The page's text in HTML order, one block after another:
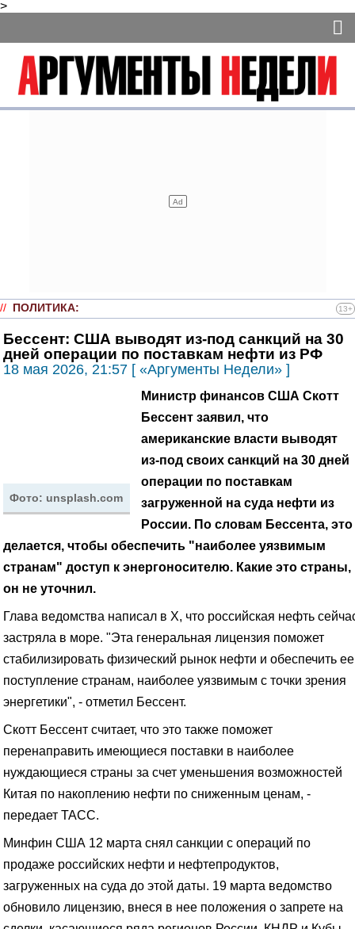
>
// ПОЛИТИКА: 13+
Бессент: США выводят из-под санкций на 30
дней операции по поставкам нефти из РФ
18 мая 2026, 21:57 [ «Аргументы Недели» ]
Фото: unsplash.com
Министр финансов США Скотт
Бессент заявил, что
американские власти выводят
из-под своих санкций на 30 дней
операции по поставкам
загруженной на суда нефти из
России. По словам Бессента, это
делается, чтобы обеспечить "наиболее уязвимым
странам" доступ к энергоносителю. Какие это страны,
он не уточнил.
Глава ведомства написал в X, что российская нефть
застряла в море. "Эта генеральная лицензия поможет
стабилизировать физический рынок нефти и обеспечить ее
поступление странам, наиболее уязвимым с точки зрения
энергетики", - отметил Бессент.
Скотт Бессент считает, что это также поможет
перенаправить имеющиеся поставки в наиболее
нуждающиеся страны за счет уменьшения возможностей
Китая по накоплению нефти по сниженным ценам, -
передает ТАСС.
Минфин США 12 марта снял санкции с операций по
продаже российских нефти и нефтепродуктов,
загруженных на суда до этой даты. 19 марта ведомство
обновило лицензию, внеся в нее положения о запрете на